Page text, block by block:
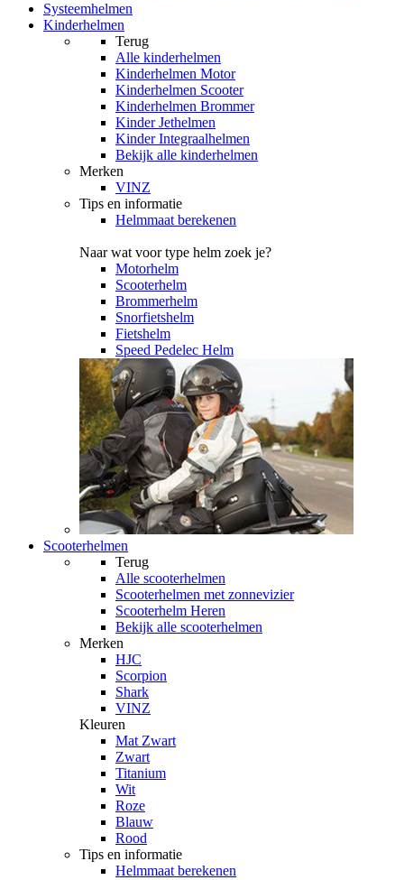
Systeemhelmen
Kinderhelmen
Terug
Alle kinderhelmen
Kinderhelmen Motor
Kinderhelmen Scooter
Kinderhelmen Brommer
Kinder Jethelmen
Kinder Integraalhelmen
Bekijk alle kinderhelmen
Merken
VINZ
Tips en informatie
Helmmaat berekenen
Naar wat voor type helm zoek je?
Motorhelm
Scooterhelm
Brommerhelm
Snorfietshelm
Fietshelm
Speed Pedelec Helm
Scooterhelmen
Terug
Alle scooterhelmen
Scooterhelmen met zonnevizier
Scooterhelm Heren
Bekijk alle scooterhelmen
Merken
HJC
Scorpion
Shark
VINZ
Kleuren
Mat Zwart
Zwart
Titanium
Wit
Roze
Blauw
Rood
Tips en informatie
Helmmaat berekenen